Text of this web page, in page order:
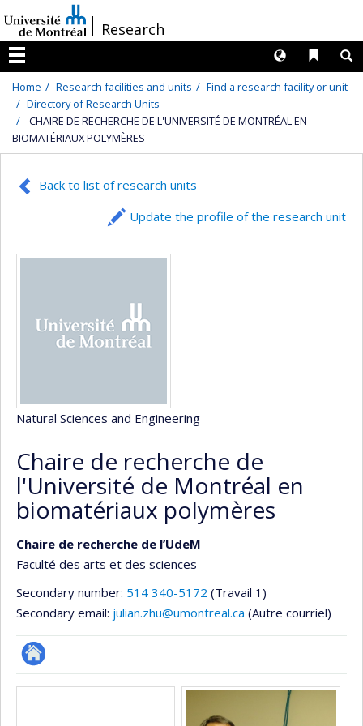
au
contenu
/Research
Menu
Liens
Langues
Home Research facilities and units
Find a research facility or unit
Directory of Research Units
CHAIRE DE RECHERCHE DE L'UNIVERSITÉ DE MONTRÉAL EN
BIOMATÉRIAUX POLYMÈRES
Back to list of research units
Update the profile of the research unit
Natural Sciences and Engineering
Chaire de recherche de
l'Université de Montréal en
biomatériaux polymères
Chaire de recherche de l’UdeM
Faculté des arts et des sciences
Secondary number: 514 340-5172 (Travail 1)
Secondary email: julian.zhu@umontreal.ca (Autre courriel)
Site
Media